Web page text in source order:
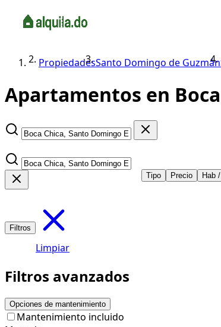
PropiedadesSanto Domingo de Guzmán
Apartamentos en
Tipo Precio Hab
Filtros
Limpiar
Filtros avanzados
Opciones de mantenimiento
Mantenimiento incluido